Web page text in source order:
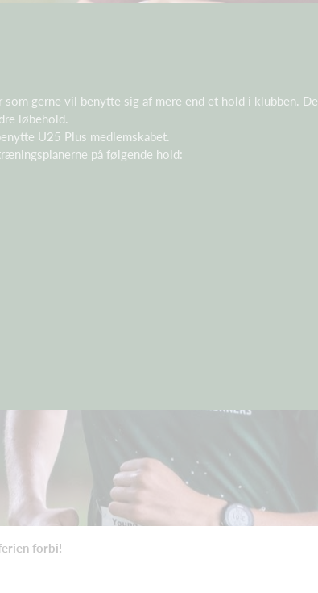
som gerne vil benytte sig af mere end et hold i klubben.
løbehold.
U25 Plus medlemskabet.
på følgende hold:
forbi!